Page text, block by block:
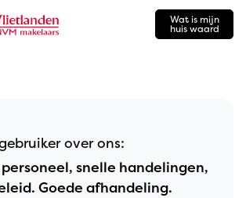
Wat is mijn
huis waard
over ons:
snelle handelingen,
Goede afhandeling.